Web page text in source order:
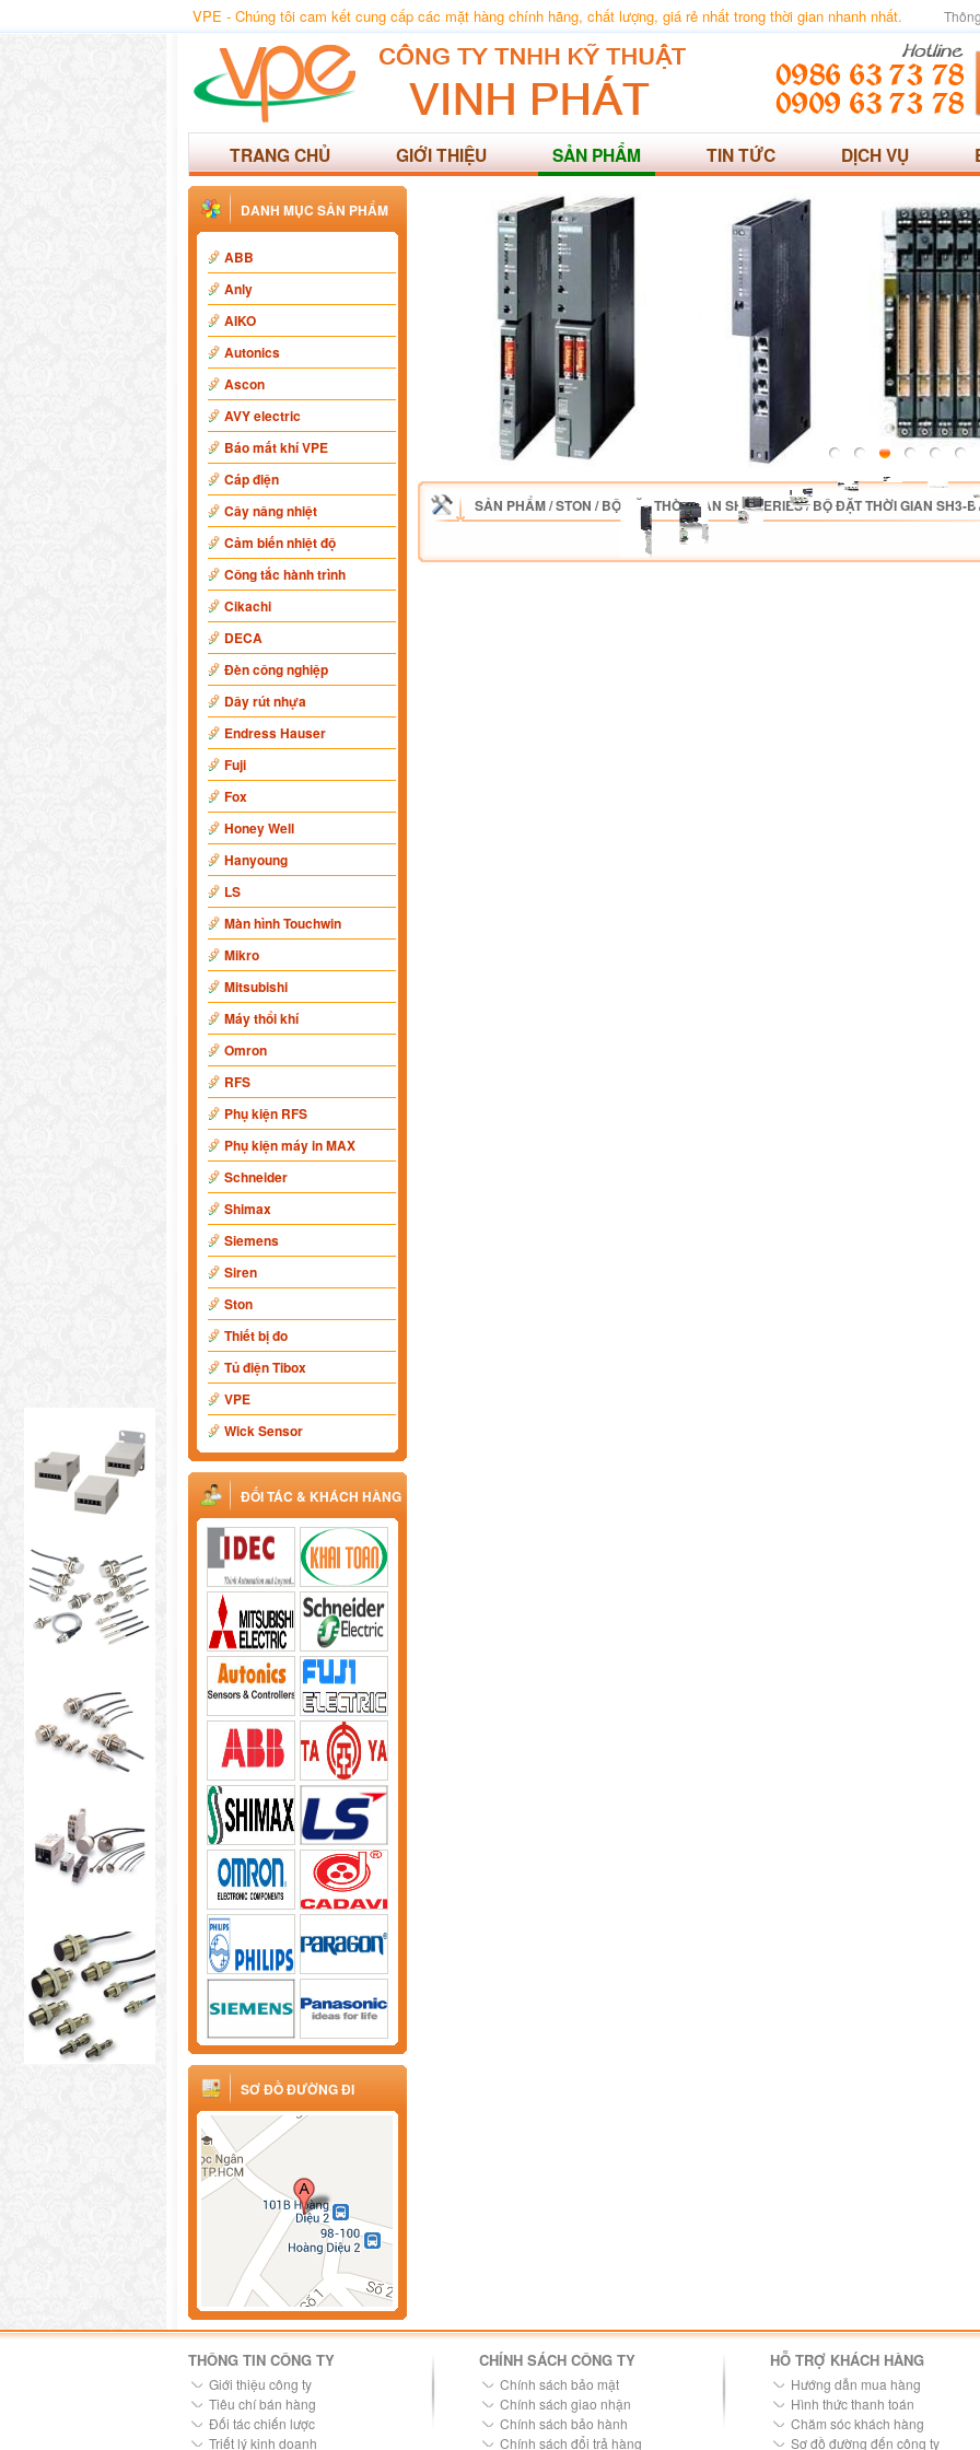
VPE - Chúng tôi cam kết cung cấp các mặt hàng chính hãng, chất lượng, giá rẻ nhất trong thời gian nhanh nhất.
TRANG CHỦ GIỚI THIỆU SẢN PHẨM TIN TỨC DỊCH VỤ
DANH MỤC SẢN PHẨM
ABB
Anly
AIKO
Autonics
Ascon
AVY electric
Báo mất khí VPE
Cáp điện
Cây nâng nhiệt
Cảm biến nhiệt độ
Công tắc hành trình
Cikachi
DECA
Đèn công nghiệp
Dây rút nhựa
Endress Hauser
Fuji
Fox
Honey Well
Hanyoung
LS
Màn hình Touchwin
Mikro
Mitsubishi
Máy thổi khí
Omron
RFS
Phụ kiện RFS
Phụ kiện máy in MAX
Schneider
Shimax
Siemens
Siren
Ston
Thiết bị đo
Tủ điện Tibox
VPE
Wick Sensor
ĐỐI TÁC & KHÁCH HÀNG
SƠ ĐỒ ĐƯỜNG ĐI
SẢN PHẨM/STON /BỘ ĐẶT THỜI GIAN SH3 SERIES/BỘ ĐẶT THỜI GIAN SH3-
THÔNG TIN CÔNG TY
Giới thiệu công ty
Tiêu chí bán hàng
Đối tác chiến lược
Triết lý kinh doanh
CHÍNH SÁCH CÔNG TY
Chính sách bảo mật
Chính sách giao nhận
Chính sách bảo hành
Chính sách đổi trả hàng
HỖ TRỢ KHÁCH HÀNG
Hướng dẫn mua hàng
Hình thức thanh toán
Chăm sóc khách hàng
Sơ đồ đường đến công ty